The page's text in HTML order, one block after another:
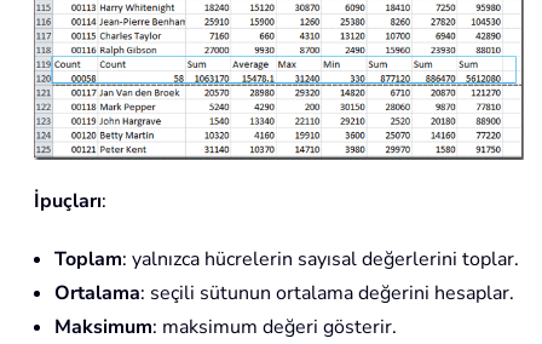
İpuçları:
Toplam: yalnızca hücrelerin sayısal değerlerini toplar.
Ortalama: seçili sütunun ortalama değerini hesaplar.
Maksimum: maksimum değeri gösterir.